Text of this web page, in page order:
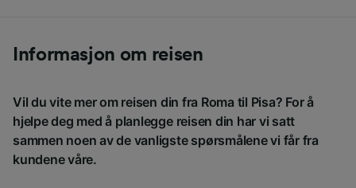
Informasjon om reisen
Vil du vite mer om reisen din fra Roma til Pisa? For å
hjelpe deg med å planlegge reisen din har vi satt
sammen noen av de vanligste spørsmålene vi får fra
kundene våre.